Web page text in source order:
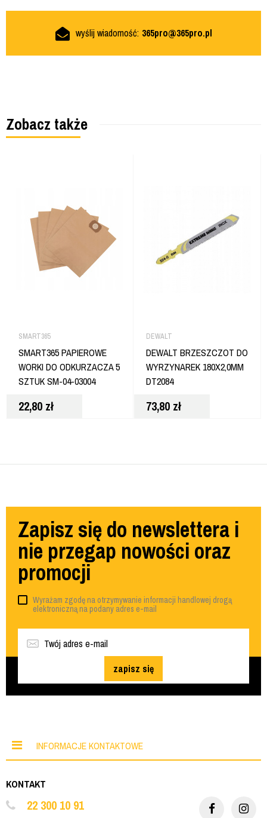
wyślij wiadomość: 365pro@365pro.pl
Zobacz także
SMART365
SMART365 PAPIEROWE
WORKI DO ODKURZACZA 5
SZTUK SM-04-03004
22,80 zł
DEWALT
DEWALT BRZESZCZOT DO
WYRZYNAREK 180X2,0MM
DT2084
73,80 zł
Zapisz się do newslettera i
nie przegap nowości oraz
promocji
Wyrażam zgodę na otrzymywanie informacji handlowej drogą
elektroniczną na podany adres e-mail
zapisz się
INFORMACJE KONTAKTOWE
KONTAKT
22 300 10 91